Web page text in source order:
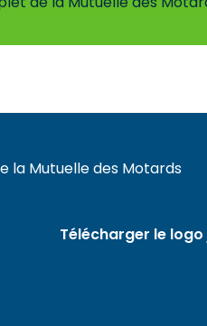
la Mutuelle des Motards
Télécharger le